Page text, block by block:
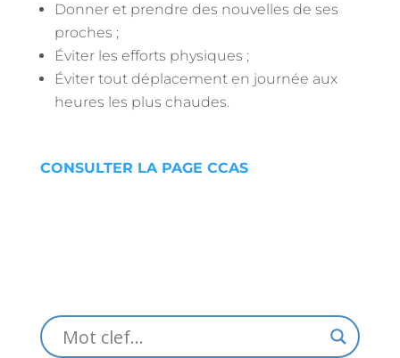
Donner et prendre des nouvelles de ses
proches ;
Éviter les efforts physiques ;
Éviter tout déplacement en journée aux
heures les plus chaudes.
CONSULTER LA PAGE CCAS